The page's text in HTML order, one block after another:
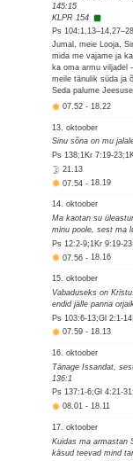
145:15
KLPR 154
Ps
Jumal, meie Looja,
mida me vajame ja
ka oma armu viljadel
meile tänulik süda ja
Seda palume
07.52- 18.22
13. oktoober
Sinu sõna on mu
Ps 138;1Kr 7:19-
21.13
07.54-18.19
14. oktoober
Ma kaotan su
minu poole, sest ma
Ps 12:2-9;1Kr 9:19-
07.56-18.16
15. oktoober
Vabaduseks on
endid jälle panna
Ps 103:6-13;Gl 2:1-
07.59-18.13
16. oktoober
Tänage Issandat,
136:1
Ps 137:1-6;Gl 4:21-
08.01-18.11
17. oktoober
Kuidas ma armastan
käsud teevad mind